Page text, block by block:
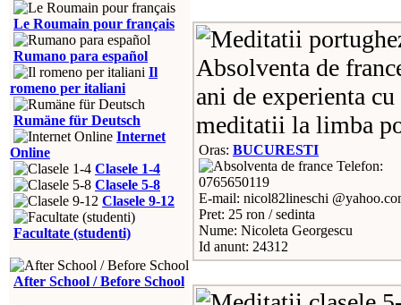
Le Roumain pour français
Rumano para español
Il
romeno per italiani
Rumäne für Deutsch
Internet
Online
Clasele 1-4
Clasele 5-8
Clasele 9-12
Facultate (studenti)
After School / Before School
Absolventa de
ani de experienta
meditatii la limba
Oras: BUCURESTI
Telefon:
0765650119
E-mail: nicol82lineschi
Pret: 25 ron / sedinta
Nume: Nicoleta Georgescu
Id anunt: 24312